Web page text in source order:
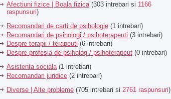
Afectiuni fizice | Boala fizica(303 intrebari si 1166
raspunsuri)
Recomandari de carti de psihologie (1 intrebari)
Recomandari de psihologi / psihoterapeuti (3 intrebari)
Despre terapii / terapeuti (6 intrebari)
Despre profesia de psiholog / psihoterapeut (0 intrebari)
Asistenta sociala (1 intrebari)
Recomandari juridice (2 intrebari)
Diverse | Alte probleme (705 intrebari si 2761 raspunsuri)